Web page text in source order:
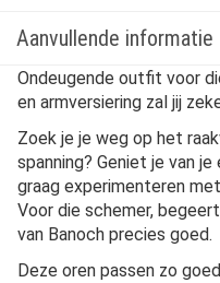
Aanvullende informatie
Ondeugende outfit voor
en armversiering zal jij
Zoek je je weg op het
spanning? Geniet je van
graag experimenteren
Voor die schemer,
van Banoch precies goed.
Deze oren passen zo